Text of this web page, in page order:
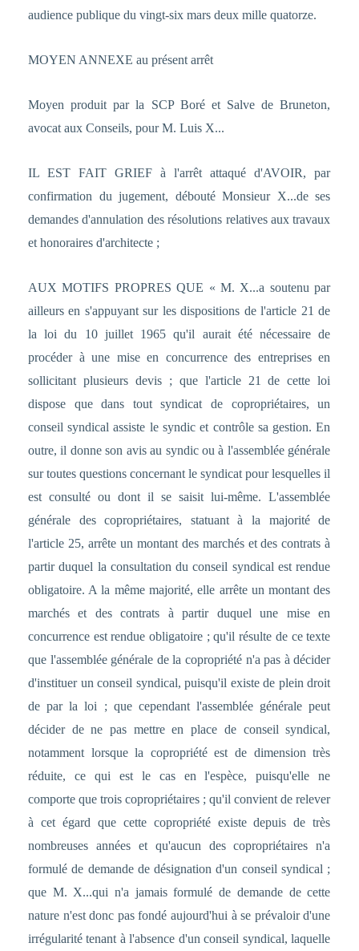
audience publique du vingt-six mars deux mille quatorze.
MOYEN ANNEXE au présent arrêt
Moyen produit par la SCP Boré et Salve de Bruneton,
avocat aux Conseils, pour M. Luis X...
IL EST FAIT GRIEF à l'arrêt attaqué d'AVOIR, par
confirmation du jugement, débouté Monsieur X...de ses
demandes d'annulation des résolutions relatives aux travaux
et honoraires d'architecte ;
AUX MOTIFS PROPRES QUE « M. X...a soutenu par
ailleurs en s'appuyant sur les dispositions de l'article 21 de
la loi du 10 juillet 1965 qu'il aurait été nécessaire de
procéder à une mise en concurrence des entreprises en
sollicitant plusieurs devis ; que l'article 21 de cette loi
dispose que dans tout syndicat de copropriétaires, un
conseil syndical assiste le syndic et contrôle sa gestion. En
outre, il donne son avis au syndic ou à l'assemblée générale
sur toutes questions concernant le syndicat pour lesquelles il
est consulté ou dont il se saisit lui-même. L'assemblée
générale des copropriétaires, statuant à la majorité de
l'article 25, arrête un montant des marchés et des contrats à
partir duquel la consultation du conseil syndical est rendue
obligatoire. A la même majorité, elle arrête un montant des
marchés et des contrats à partir duquel une mise en
concurrence est rendue obligatoire ; qu'il résulte de ce texte
que l'assemblée générale de la copropriété n'a pas à décider
d'instituer un conseil syndical, puisqu'il existe de plein droit
de par la loi ; que cependant l'assemblée générale peut
décider de ne pas mettre en place de conseil syndical,
notamment lorsque la copropriété est de dimension très
réduite, ce qui est le cas en l'espèce, puisqu'elle ne
comporte que trois copropriétaires ; qu'il convient de relever
à cet égard que cette copropriété existe depuis de très
nombreuses années et qu'aucun des copropriétaires n'a
formulé de demande de désignation d'un conseil syndical ;
que M. X...qui n'a jamais formulé de demande de cette
nature n'est donc pas fondé aujourd'hui à se prévaloir d'une
irrégularité tenant à l'absence d'un conseil syndical, laquelle